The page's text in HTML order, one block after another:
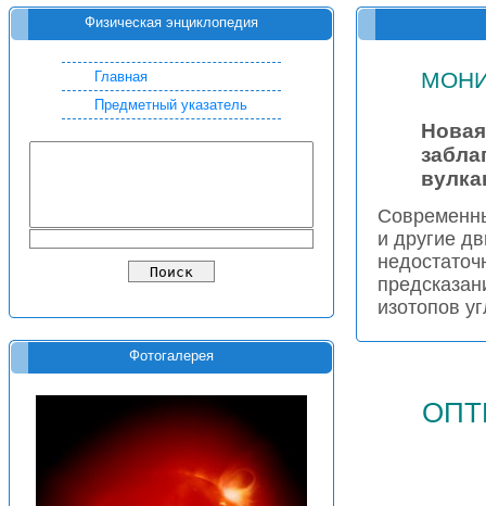
Физическая энциклопедия
Главная
Предметный указатель
Фотогалерея
и другие
изотопов